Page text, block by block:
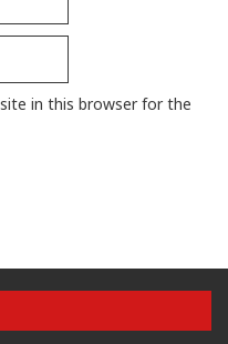
in this browser for the